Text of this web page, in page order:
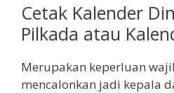
Cetak Kalender
Pilkada atau
Merupakan keperluan
mencalonkan jadi kepala